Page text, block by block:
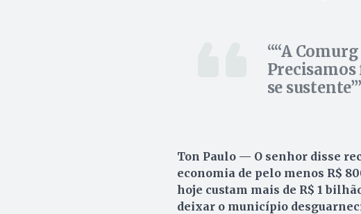
“A
Precisamos
se sustente”
Ton Paulo — O senhor disse
economia de pelo menos R$
hoje custam mais de R$ 1
deixar o município